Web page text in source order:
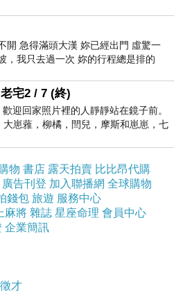
開 急得滿頭大漢 妳已經出門 虛驚一
，我只去過一次 妳的行程總是排的
宅2 / 7 (終)
迎回家照片裡的人靜靜站在鏡子前。
大崽蕥，柳橘，閆兒，摩斯和崽崽，七
地站在鏡框之外，如同
物 書店 露天拍賣 比比昂代購
廣告刊登 加入聯播網 全球購物
錢包 旅遊 服務中心
麻將 雜誌 星座命理 會員中心
企業簡訊
徵才